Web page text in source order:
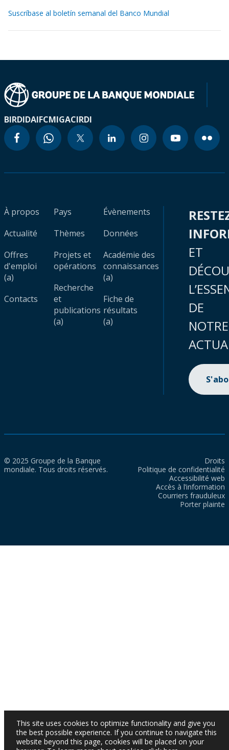
Suscríbase al boletín semanal del Banco Mundial
BIRDIDAIFCMIGACIRDI
À propos
Actualité
Offres
d'emploi
(a)
Contacts
Pays
Thèmes
Projets et
opérations
Recherche
et
publications
(a)
Évènements
Données
Académie des
connaissances
(a)
Fiche de
résultats
(a)
ET
DE
NOTRE
© 2025 Groupe de la Banque
mondiale. Tous droits réservés.
Droits
Politique de confidentialité
Accessibilité web
Accès à l’information
Courriers frauduleux
Porter plainte
This site uses cookies to optimize functionality and give you
the best possible experience. If you continue to navigate this
website beyond this page, cookies will be placed on your